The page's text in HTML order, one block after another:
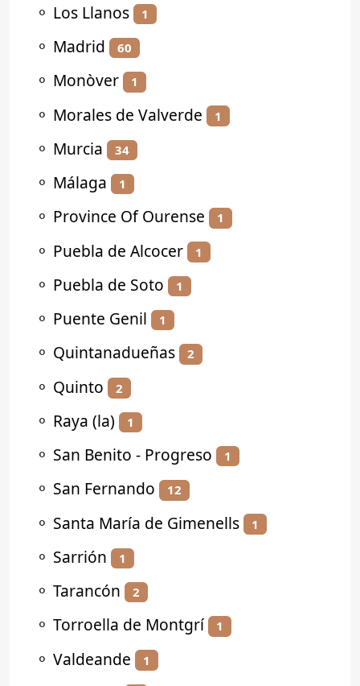
⚬ Los Llanos 1
⚬ Madrid 60
⚬ Monòver 1
⚬ Morales de Valverde 1
⚬ Murcia 34
⚬ Málaga 1
⚬ Province Of Ourense 1
⚬ Puebla de Alcocer 1
⚬ Puebla de Soto 1
⚬ Puente Genil 1
⚬ Quintanadueñas 2
⚬ Quinto 2
⚬ Raya (la) 1
⚬ San Benito - Progreso 1
⚬ San Fernando 12
⚬ Santa María de Gimenells 1
⚬ Sarrión 1
⚬ Tarancón 2
⚬ Torroella de Montgrí 1
⚬ Valdeande 1